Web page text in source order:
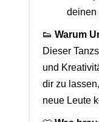
deinen
👟 Warum
Dieser
und
dir zu
neue Leute